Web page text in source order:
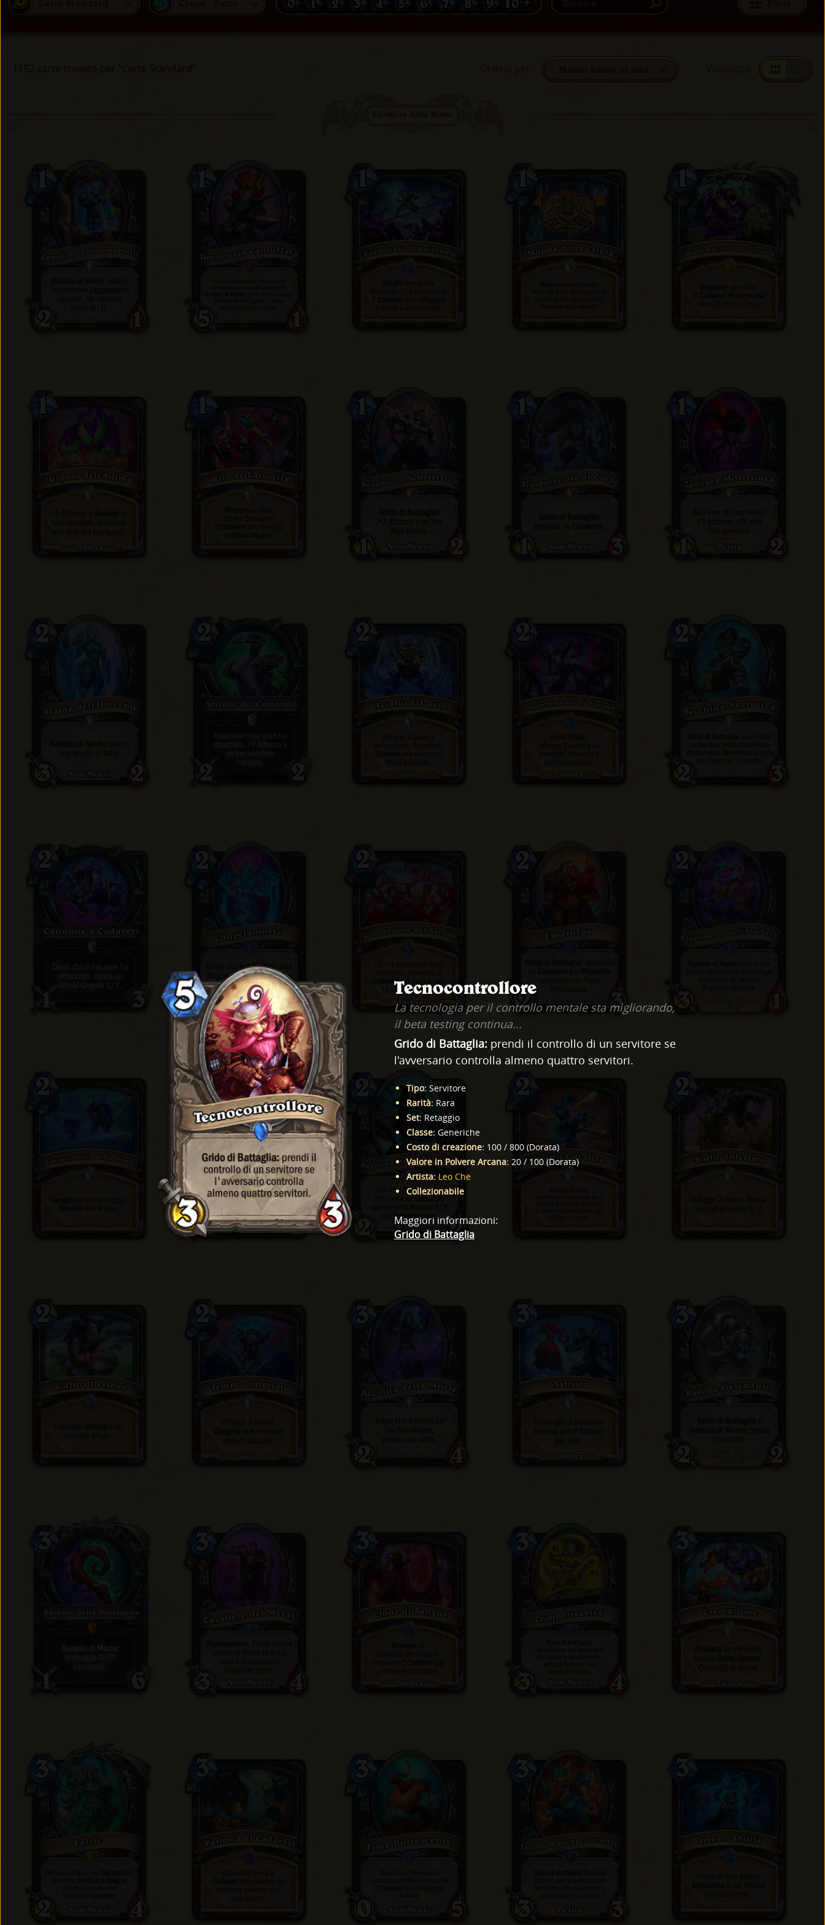
0 2 3 4 5 6 7 8 9 10 +
Tecnocontrollore
La tecnologia per il controllo mentale sta migliorando,
il beta testing continua...
Grido di Battaglia: prendi il controllo di un servitore se
l'avversario controlla almeno quattro servitori.
Tipo: Servitore
Rarità: Rara
Set: Retaggio
Classe: Generiche
Costo di creazione: 100 / 800 (Dorata)
Valore in Polvere Arcana: 20 / 100 (Dorata)
Artista: Leo Che
Collezionabile
Maggiori informazioni:
Grido di Battaglia